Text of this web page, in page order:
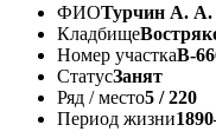
ФИОТурчин А. А.
Кладбище
Номер участкаВ-
СтатусЗанят
Ряд / место5 / 220
Период жизни